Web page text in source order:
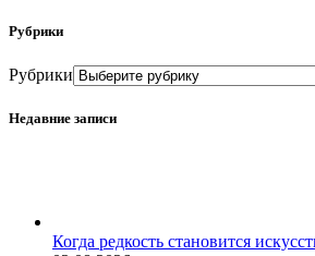
Рубрики
Рубрики
Недавние записи
Когда редкость становится